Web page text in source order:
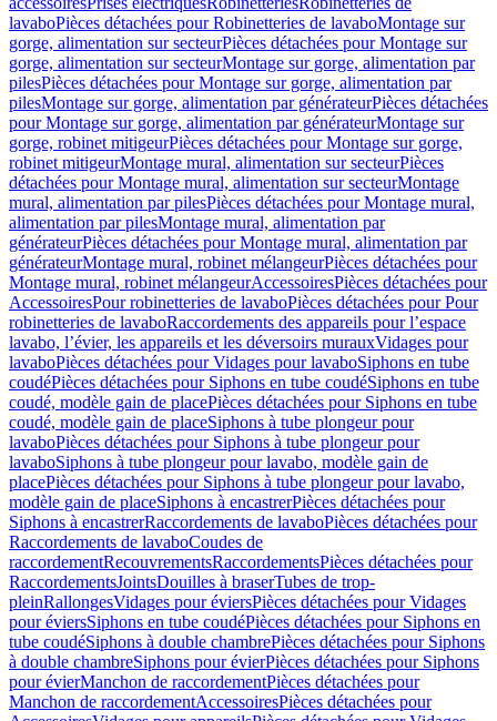
lavaboPièces détachées pour Robinetteries de lavaboMontage sur
gorge, alimentation sur secteurPièces détachées pour Montage sur
gorge, alimentation sur secteurMontage sur gorge, alimentation par
pilesPièces détachées pour Montage sur gorge, alimentation par
pilesMontage sur gorge, alimentation par générateurPièces détachées
pour Montage sur gorge, alimentation par générateurMontage sur
gorge, robinet mitigeurPièces détachées pour Montage sur gorge,
robinet mitigeurMontage mural, alimentation sur secteurPièces
détachées pour Montage mural, alimentation sur secteurMontage
mural, alimentation par pilesPièces détachées pour Montage mural,
alimentation par pilesMontage mural, alimentation par
générateurPièces détachées pour Montage mural, alimentation par
générateurMontage mural, robinet mélangeurPièces détachées pour
Montage mural, robinet mélangeurAccessoiresPièces détachées pour
AccessoiresPour robinetteries de lavaboPièces détachées pour Pour
robinetteries de lavaboRaccordements des appareils pour l’espace
lavabo, l’évier, les appareils et les déversoirs murauxVidages pour
lavaboPièces détachées pour Vidages pour lavaboSiphons en tube
coudéPièces détachées pour Siphons en tube coudéSiphons en tube
coudé, modèle gain de placePièces détachées pour Siphons en tube
coudé, modèle gain de placeSiphons à tube plongeur pour
lavaboPièces détachées pour Siphons à tube plongeur pour
lavaboSiphons à tube plongeur pour lavabo, modèle gain de
placePièces détachées pour Siphons à tube plongeur pour lavabo,
modèle gain de placeSiphons à encastrerPièces détachées pour
Siphons à encastrerRaccordements de lavaboPièces détachées pour
Raccordements de lavaboCoudes de
raccordementRecouvrementsRaccordementsPièces détachées pour
RaccordementsJointsDouilles à braserTubes de trop-
pleinRallongesVidages pour éviersPièces détachées pour Vidages
pour éviersSiphons en tube coudéPièces détachées pour Siphons en
tube coudéSiphons à double chambrePièces détachées pour Siphons
à double chambreSiphons pour évierPièces détachées pour Siphons
pour évierManchon de raccordementPièces détachées pour
Manchon de raccordementAccessoiresPièces détachées pour